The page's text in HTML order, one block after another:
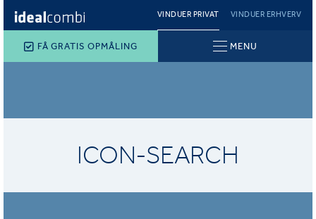
VINDUER PRIVAT VINDUER ERHVERV
FÅ GRATIS OPMÅLING MENU
ICON-SEARCH